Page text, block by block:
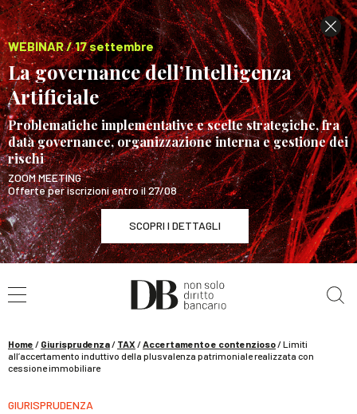
WEBINAR / 17 settembre
La governance dell’Intelligenza
Artificiale
Problematiche implementative e scelte strategiche, fra
data governance, organizzazione interna e gestione dei
rischi
ZOOM MEETING
Offerte per iscrizioni entro il 27/08
SCOPRI I DETTAGLI
WEBINAR / 17 settembre
La governance dell’Intelligenza Artificiale
Home / Giurisprudenza/ TAX /Accertamento e contenzioso/Limiti
all’accertamento induttivo della plusvalenza patrimoniale realizzata con
cessione immobiliare
GIURISPRUDENZA